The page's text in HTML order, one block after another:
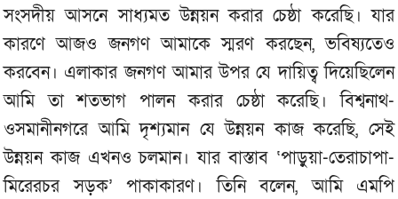
সংসদীয় আসনে সাধ্যমত উন্নয়ন করার চেষ্ঠা করেছি। যার
কারণে আজও জনগণ আমাকে স্মরণ করছেন, ভবিষ্যতেও
করবেন। এলাকার জনগণ আমার উপর যে দায়িত্ব দিয়েছিলেন
আমি তা শতভাগ পালন করার চেষ্ঠা করেছি। বিশ্বনাথ-
ওসমানীনগরে আমি দৃশ্যমান যে উন্নয়ন কাজ করেছি, সেই
উন্নয়ন কাজ এখনও চলমান। যার বাস্তাব ‘পাড়ুয়া-তেরাচাপা-
মিরেরচর সড়ক’ পাকাকারণ। তিনি বলেন, আমি এমপি